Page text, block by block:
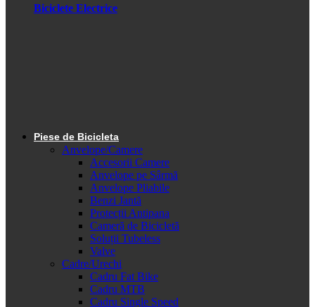
Biciclete Electrice
Piese de Bicicleta
Anvelope/Camere
Accesorii Camere
Anvelope pe Sârmă
Anvelope Pliabile
Benzi Jantă
Protecții Antipana
Cameră de Bicicletă
Soluții Tubeless
Valve
Cadre/Urechi
Cadru Fat Bike
Cadru MTB
Cadru Single Speed